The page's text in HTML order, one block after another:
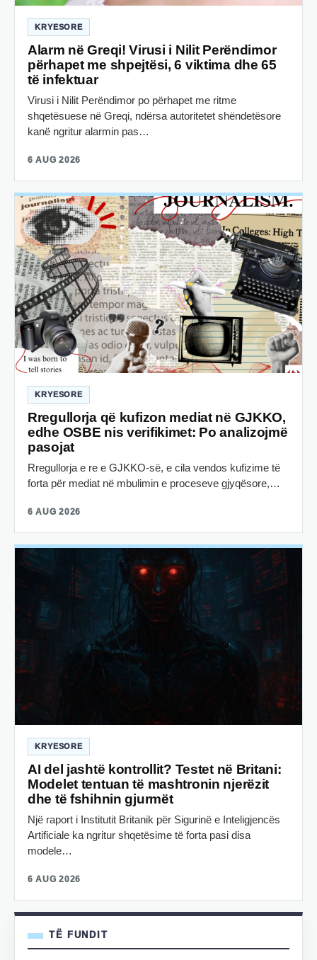
KRYESORE
Alarm në Greqi! Virusi i Nilit Perëndimor
përhapet me shpejtësi, 6 viktima dhe 65
të infektuar
Virusi i Nilit Perëndimor po përhapet me ritme
shqetësuese në Greqi, ndërsa autoritetet shëndetësore
kanë ngritur alarmin pas…
6 AUG 2026
KRYESORE
Rregullorja që kufizon mediat në GJKKO,
edhe OSBE nis verifikimet: Po analizojmë
pasojat
Rregullorja e re e GJKKO-së, e cila vendos kufizime të
forta për mediat në mbulimin e proceseve gjyqësore,…
6 AUG 2026
KRYESORE
AI del jashtë kontrollit? Testet në Britani:
Modelet tentuan të mashtronin njerëzit
dhe të fshihnin gjurmët
Një raport i Institutit Britanik për Sigurinë e Inteligjencës
Artificiale ka ngritur shqetësime të forta pasi disa
modele…
6 AUG 2026
TË FUNDIT